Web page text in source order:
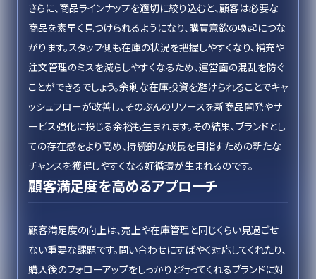
さらに、商品ラインナップを適切に絞り込むと、顧客は必要な
商品を素早く見つけられるようになり、購買意欲の喚起につな
がります。スタッフ側も在庫の状況を把握しやすくなり、補充や
注文管理のミスを減らしやすくなるため、運営面の混乱を防ぐ
ことができるでしょう。余剰な在庫投資を避けられることでキャ
ッシュフローが改善し、そのぶんのリソースを新商品開発やサ
ービス強化に投じる余裕も生まれます。その結果、ブランドとし
ての存在感をより高め、持続的な成長を目指すための新たな
チャンスを獲得しやすくなる好循環が生まれるのです。
顧客満足度を高めるアプローチ
顧客満足度の向上は、売上や在庫管理と同じくらい見過ごせ
ない重要な課題です。問い合わせにすばやく対応してくれたり、
購入後のフォローアップをしっかりと行ってくれるブランドに対